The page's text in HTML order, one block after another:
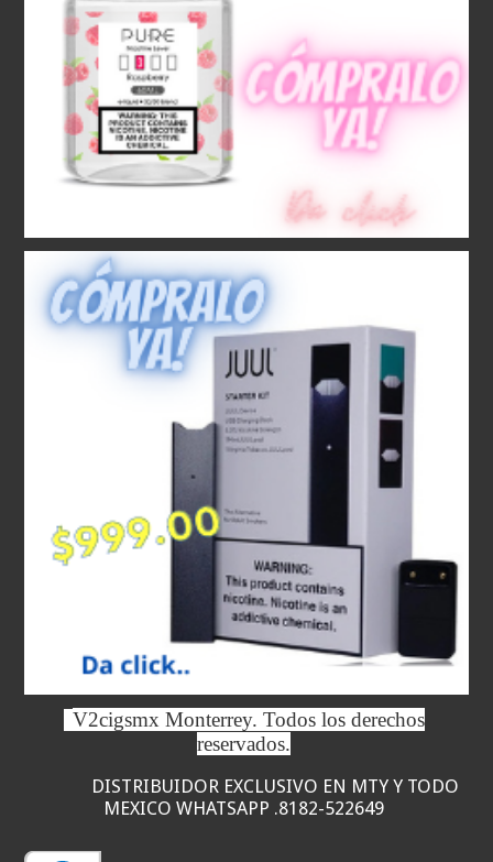
V2cigsmx Monterrey. Todos los derechos
reservados.
DISTRIBUIDOR EXCLUSIVO EN MTY Y TODO
MEXICO WHATSAPP .8182-522649